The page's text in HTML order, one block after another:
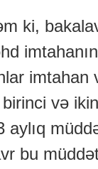
ki,
imtahan
və
bu